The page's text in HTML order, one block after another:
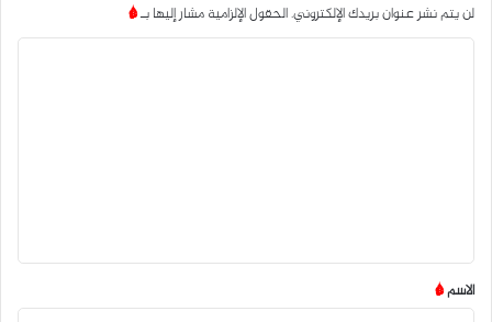
لن يتم نشر عنوان بريدك الإلكتروني.الحقول الإلزامية مشار إليها بـ*
*
الاسم*